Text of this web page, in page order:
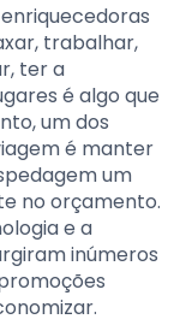
trabalhar,
ter a
é algo que
um dos
é manter
um
no orçamento.
e a
inúmeros